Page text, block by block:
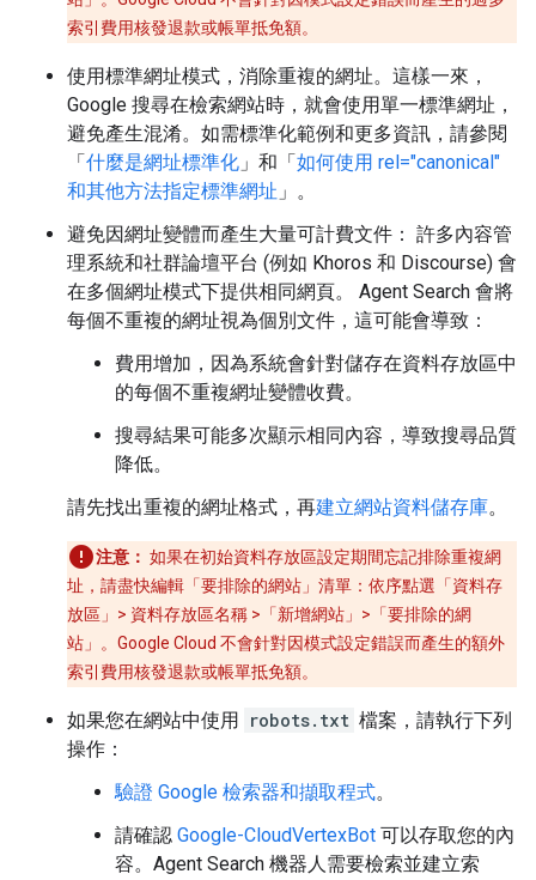
索引費用核發退款或帳單抵免額。
使用標準網址模式，消除重複的網址。這樣一來，
Google 搜尋在檢索網站時，就會使用單一標準網址，
避免產生混淆。如需標準化範例和更多資訊，請參閱
「什麼是網址標準化 」和「如何使用 rel="canonical"
和其他方法指定標準網址 」。
避免因網址變體而產生大量可計費文件： 許多內容管
理系統和社群論壇平台 (例如 Khoros 和 Discourse) 會
在多個網址模式下提供相同網頁。 Agent Search 會將
每個不重複的網址視為個別文件，這可能會導致：
費用增加，因為系統會針對儲存在資料存放區中
的每個不重複網址變體收費。
搜尋結果可能多次顯示相同內容，導致搜尋品質
降低。
請先找出重複的網址格式，再建立網站資料儲存庫。
注意： 如果在初始資料存放區設定期間忘記排除重複網
址，請盡快編輯「要排除的網站」 清單：依序點選「資料存
放區」 > 資料存放區名稱 >「新增網站」 >「要排除的網
站」
。Google Cloud 不會針對因模式設定錯誤而產生的額外
索引費用核發退款或帳單抵免額。
如果您在網站中使用 robots.txt 檔案，請執行下列
操作：
驗證 Google 檢索器和擷取程式。
請確認 Google-CloudVertexBot 可以存取您的內
容。Agent Search 機器人需要檢索並建立索